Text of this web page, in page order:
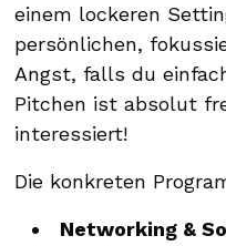
einem lockeren
persönlichen,
Angst, falls du
Pitchen ist absolut
interessiert!
Die konkreten
Networking &